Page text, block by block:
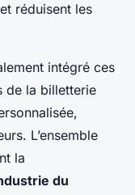
réduisent les
intégré ces
de la billetterie
L’ensemble
la
du